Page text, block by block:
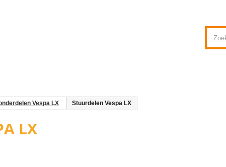
Vespa LX Stuurdelen Vespa LX
LX